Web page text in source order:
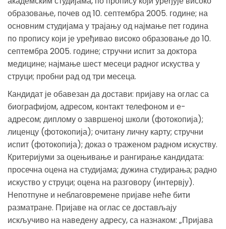
образовање, почев од 10. септембра 2005. године; на
основним студијама у трајању од најмање пет година
по пропису који је уређивао високо образовање до 10.
септембра 2005. године; стручни испит за доктора
медицине; најмање шест месеци радног искуства у
струци; пробни рад од три месеца.
Кандидат је обавезан да достави: пријаву на оглас са
биографијом, адресом, контакт телефоном и е-
адресом; диплому о завршеној школи (фотокопија);
лиценцу (фотокопија); очитану личну карту; стручни
испит (фотокопија); доказ о траженом радном искуству.
Критеријуми за оцењивање и рангирање кандидата:
просечна оцена на студијама; дужина студирања; радно
искуство у струци; оцена на разговору (интервју).
Непотпуне и неблаговремене пријаве неће бити
разматране. Пријаве на оглас се достављају
искључиво на наведену адресу, са назнаком: „Пријава